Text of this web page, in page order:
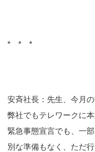
* * *
安斉社長：先生、今月
弊社でもテレワークに
緊急事態宣言でも、一
別な準備もなく、ただ